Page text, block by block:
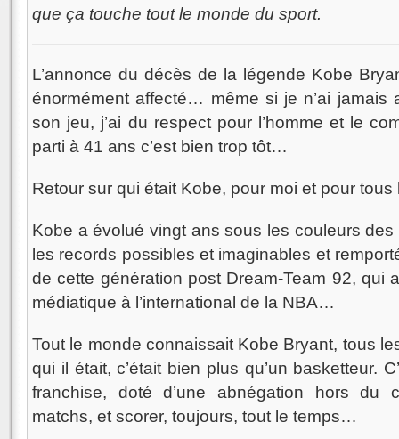
que ça touche tout le monde du sport.
L’annonce du décès de la légende Kobe
énormément affecté… même si je n’ai jamais
son jeu, j’ai du respect pour l’homme et le
parti à 41 ans c’est bien trop tôt…
Retour sur qui était Kobe, pour moi et pour tous
Kobe a évolué vingt ans sous les couleurs
les records possibles et imaginables et
de cette génération post Dream-Team 92, qui
médiatique à l’international de la NBA…
Tout le monde connaissait Kobe Bryant, tous
qui il était, c’était bien plus qu’un basketteur.
franchise, doté d’une abnégation hors du
matchs, et scorer, toujours, tout le temps…